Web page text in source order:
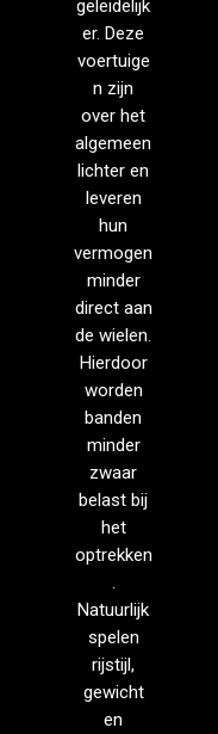
geleidelijk
er. Deze
voertuige
n zijn
over het
algemeen
lichter en
leveren
hun
vermogen
minder
direct aan
de wielen.
Hierdoor
worden
banden
minder
zwaar
belast bij
het
optrekken
Natuurlijk
spelen
rijstijl,
gewicht
en